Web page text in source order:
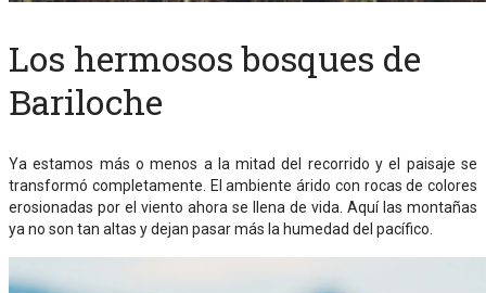
Los hermosos bosques de
Bariloche
Ya estamos más o menos a la mitad del recorrido y el paisaje se
transformó completamente. El ambiente árido con rocas de colores
erosionadas por el viento ahora se llena de vida. Aquí las montañas
ya no son tan altas y dejan pasar más la humedad del pacífico.